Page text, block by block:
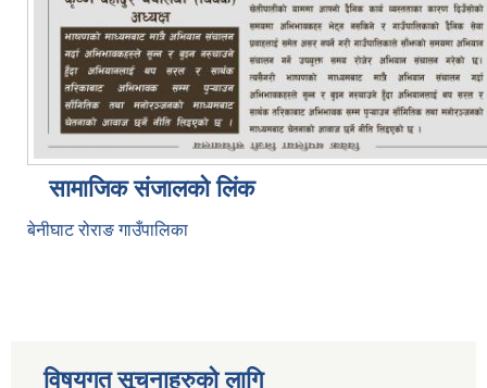
सामाजिक संजालको लिंक
बेनीघाट रोराङ गाउँपालिका
विषयगत सूचनाहरुको लागि